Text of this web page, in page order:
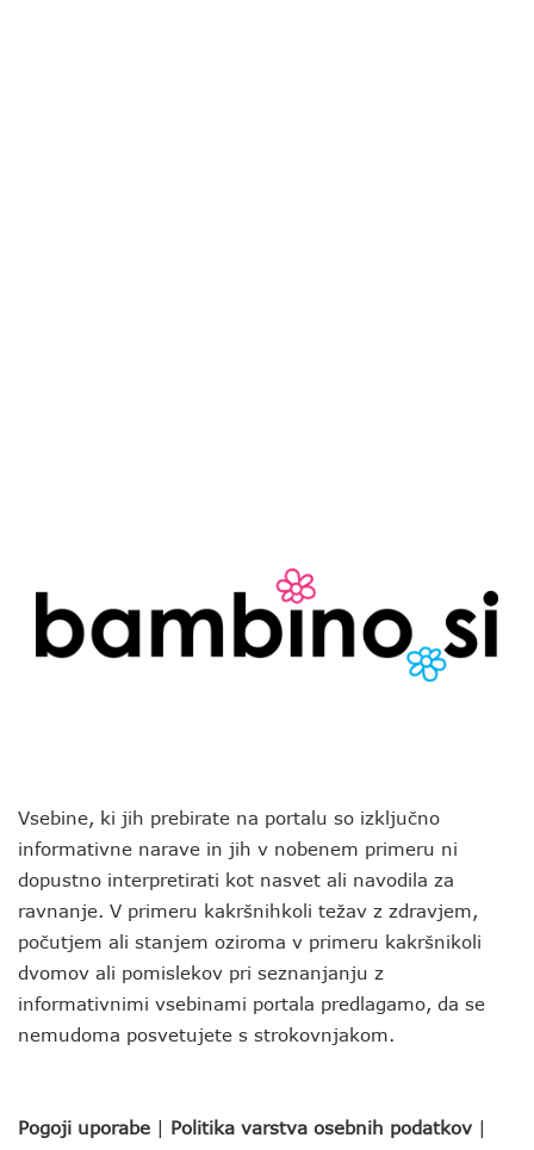
Vsebine, ki jih prebirate na portalu so izključno
informativne narave in jih v nobenem primeru ni
dopustno interpretirati kot nasvet ali navodila za
ravnanje. V primeru kakršnihkoli težav z zdravjem,
počutjem ali stanjem oziroma v primeru kakršnikoli
dvomov ali pomislekov pri seznanjanju z
informativnimi vsebinami portala predlagamo, da se
nemudoma posvetujete s strokovnjakom.
Pogoji uporabe | Politika varstva osebnih podatkov |